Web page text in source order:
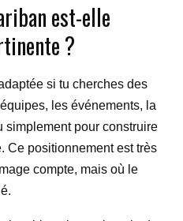
est-elle
?
si tu cherches des
les événements, la
simplement pour construire
Ce positionnement est très
compte, mais où le